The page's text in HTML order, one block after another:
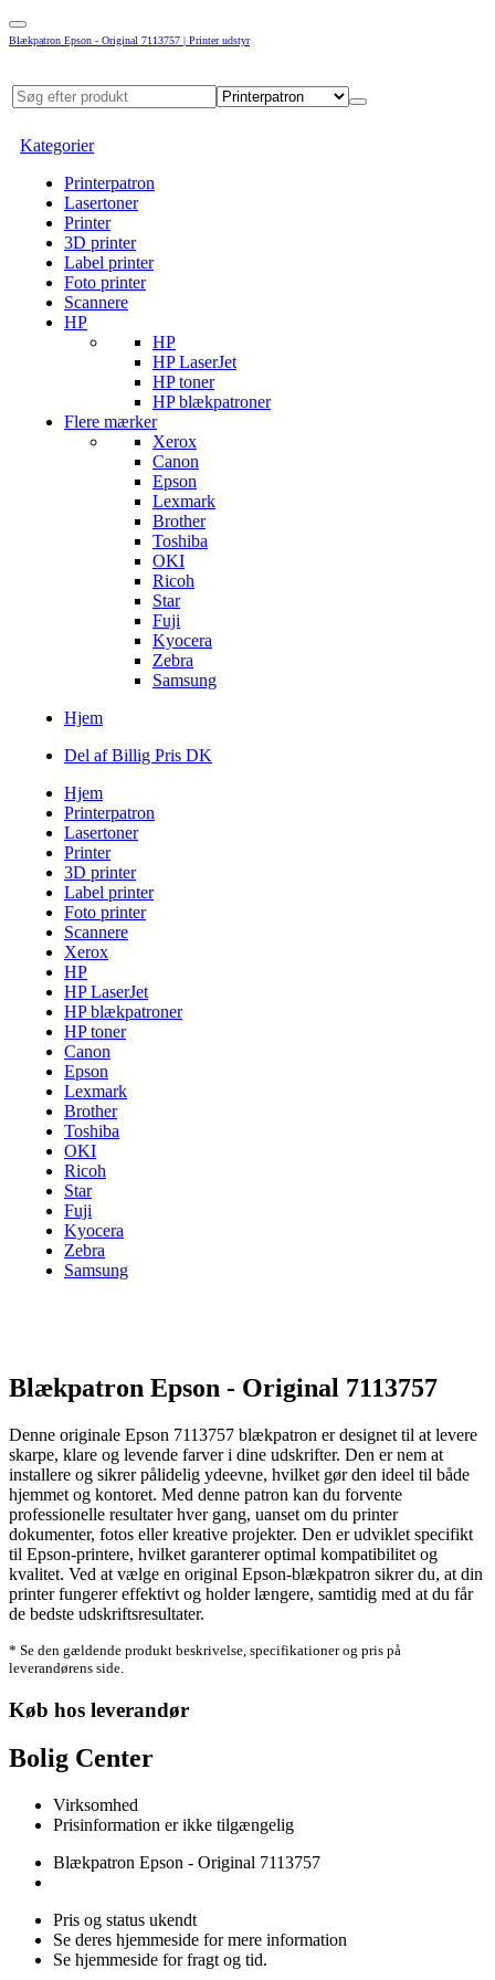
Blækpatron Epson - Original 7113757 | Printer udstyr
Kategorier
Printerpatron
Lasertoner
Printer
3D printer
Label printer
Foto printer
Scannere
HP
HP
HP LaserJet
HP toner
HP blækpatroner
Flere mærker
Xerox
Canon
Epson
Lexmark
Brother
Toshiba
OKI
Ricoh
Star
Fuji
Kyocera
Zebra
Samsung
Hjem
Del af Billig Pris DK
Hjem
Printerpatron
Lasertoner
Printer
3D printer
Label printer
Foto printer
Scannere
Xerox
HP
HP LaserJet
HP blækpatroner
HP toner
Canon
Epson
Lexmark
Brother
Toshiba
OKI
Ricoh
Star
Fuji
Kyocera
Zebra
Samsung
Blækpatron Epson - Original 7113757
Denne originale Epson 7113757 blækpatron er designet til at levere
skarpe, klare og levende farver i dine udskrifter. Den er nem at
installere og sikrer pålidelig ydeevne, hvilket gør den ideel til både
hjemmet og kontoret. Med denne patron kan du forvente
professionelle resultater hver gang, uanset om du printer
dokumenter, fotos eller kreative projekter. Den er udviklet specifikt
til Epson-printere, hvilket garanterer optimal kompatibilitet og
kvalitet. Ved at vælge en original Epson-blækpatron sikrer du, at din
printer fungerer effektivt og holder længere, samtidig med at du får
de bedste udskriftsresultater.
* Se den gældende produkt beskrivelse, specifikationer og pris på
leverandørens side.
Køb hos leverandør
Bolig Center
Virksomhed
Prisinformation er ikke tilgængelig
Blækpatron Epson - Original 7113757
Pris og status ukendt
Se deres hjemmeside for mere information
Se hjemmeside for fragt og tid.